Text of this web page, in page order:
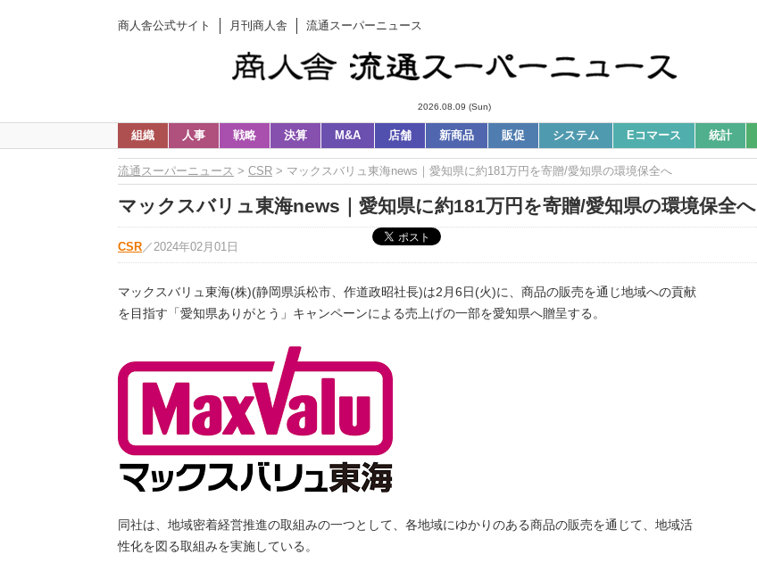
商人舎公式サイト 月刊商人舎 流通スーパーニュース
2026.08.09 (Sun)
組織 人事 戦略 決算 M&A 店舗 新商品 販促 システム Eコマース 統計
流通スーパーニュース > CSR > マックスバリュ東海news｜愛知県に約181万円を寄贈/愛知県の環境保全へ
マックスバリュ東海news｜愛知県に約181万円を寄贈/愛知県の環境保全へ
CSR ／ 2024年02月01日
マックスバリュ東海(株)(静岡県浜松市、作道政昭社長)は2月6日(火)に、商品の販売を通じ地域への貢献
を目指す「愛知県ありがとう」キャンペーンによる売上げの一部を愛知県へ贈呈する。
同社は、地域密着経営推進の取組みの一つとして、各地域にゆかりのある商品の販売を通じて、地域活
性化を図る取組みを実施している。